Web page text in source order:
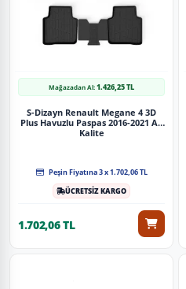
Mağazadan Al:1.426,25 TL
S-Dizayn Renault Megane 4 3D
Plus Havuzlu Paspas 2016-2021 A+
Kalite
Peşin Fiyatına 3 x 1.702,06 TL
ÜCRETSİZ KARGO
1.702,06 TL